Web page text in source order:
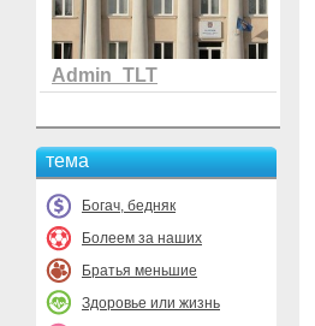
Admin_TLT
тема
Богач, бедняк
Болеем за наших
Братья меньшие
Здоровье или жизнь